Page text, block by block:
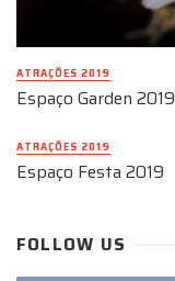
ATRAÇÕES 2019
Espaço Garden 2019
ATRAÇÕES 2019
Espaço Festa 2019
FOLLOW US